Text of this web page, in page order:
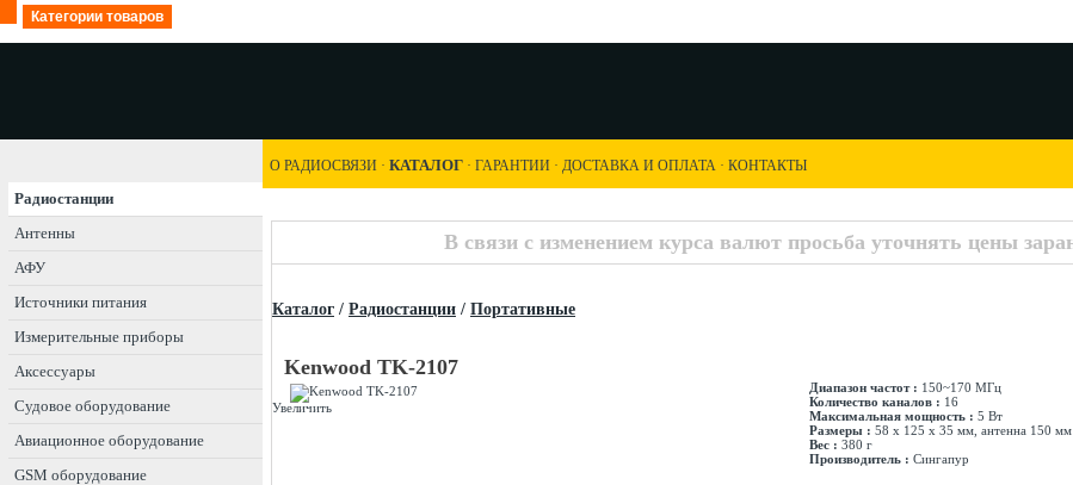
Категории товаров
Радиостанции
Антенны
АФУ
Источники питания
Измерительные приборы
Аксессуары
Судовое оборудование
Авиационное оборудование
GSM оборудование
О РАДИОСВЯЗИ · КАТАЛОГ · ГАРАНТИИ · ДОСТАВКА И ОПЛАТА · КОНТАКТЫ
В связи с изменением курса валют просьба уточнять цены
Каталог / Радиостанции / Портативные
Kenwood TK-2107
Увеличить
Диапазон частот : 150~170 МГц
Количество каналов : 16
Максимальная мощность : 5 Вт
Размеры : 58 x 125 x 35 мм, антенна 150 мм
Вес : 380 г
Производитель : Сингапур